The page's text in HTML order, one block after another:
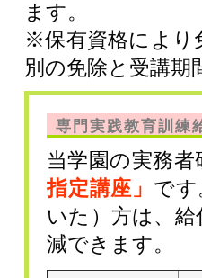
ます。
※保有資格により
別の免除と受講期
専門実践教育訓練
当学園の実務者
指定講座」 で
いた）方は、
減できます。